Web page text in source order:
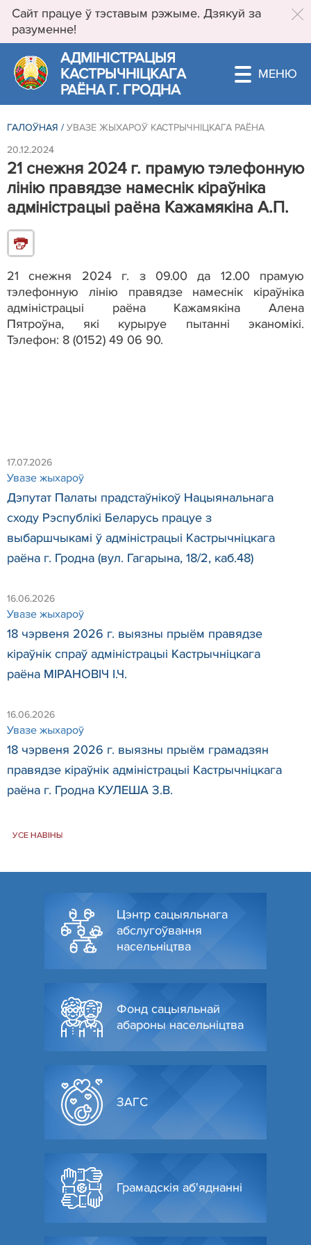
Сайт працуе ў тэставым рэжыме. Дзякуй за
разуменне!
АДМIНIСТРАЦЫЯ
КАСТРЫЧНIЦКАГА
РАЁНА Г. ГРОДНА
ГАЛОЎНАЯ / УВАЗЕ ЖЫХАРОЎ КАСТРЫЧНІЦКАГА РАЁНА
20.12.2024
21 снежня 2024 г. прамую тэлефонную
лінію правядзе намеснік кіраўніка
адміністрацыі раёна Кажамякіна А.П.
21 снежня 2024 г. з 09.00 да 12.00 прамую
тэлефонную лінію правядзе намеснік кіраўніка
адміністрацыі раёна Кажамякіна Алена
Пятроўна, які курыруе пытанні эканомікі.
Тэлефон: 8 (0152) 49 06 90.
17.07.2026
Увазе жыхароў
Дэпутат Палаты прадстаўнікоў Нацыянальнага
сходу Рэспублікі Беларусь працуе з
выбаршчыкамі ў адміністрацыі Кастрычніцкага
раёна г. Гродна (вул. Гагарына, 18/2, каб.48)
16.06.2026
Увазе жыхароў
18 чэрвеня 2026 г. выязны прыём правядзе
кіраўнік спраў адміністрацыі Кастрычніцкага
раёна МІРАНОВІЧ І.Ч.
16.06.2026
Увазе жыхароў
18 чэрвеня 2026 г. выязны прыём грамадзян
правядзе кіраўнік адміністрацыі Кастрычніцкага
раёна г. Гродна КУЛЕША З.В.
УСЕ НАВІНЫ
Цэнтр сацыяльнага
абслугоўвання
насельніцтва
Фонд сацыяльнай
абароны насельніцтва
ЗАГС
Грамадскія аб'яднанні